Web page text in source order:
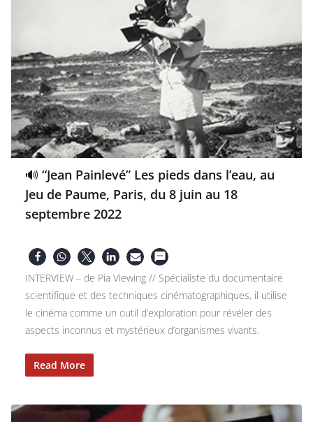
🔊 “Jean Painlevé” Les pieds dans l’eau, au
Jeu de Paume, Paris, du 8 juin au 18
septembre 2022
INTERVIEW – de Pia Viewing // Spécialiste du documentaire
scientifique et des techniques cinématographiques, il utilise
le cinéma comme un outil d’exploration pour révéler des
aspects inconnus et mystérieux d’organismes vivants.
Read More